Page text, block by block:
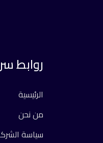
روابط
الرئيسية
من نحن
سياسة